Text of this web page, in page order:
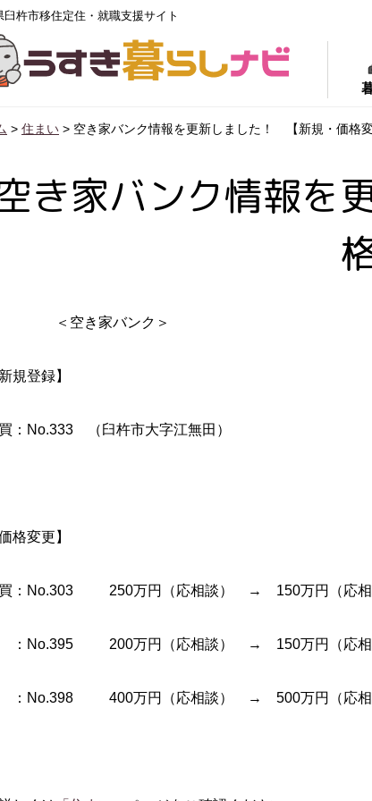
臼杵市移住定住・就職支援サイト
> 住まい > 空き家バンク情報を更新しました！ 【新規・価格変
き家バンク情報を
空き家バンク＞
新規登録】
：No.333 （臼杵市大字江無田）
価格変更】
：No.303 250万円（応相談） → 150万円（応相
No.395 200万円（応相談） → 150万円（応相
No.398 400万円（応相談） → 500万円（応相談